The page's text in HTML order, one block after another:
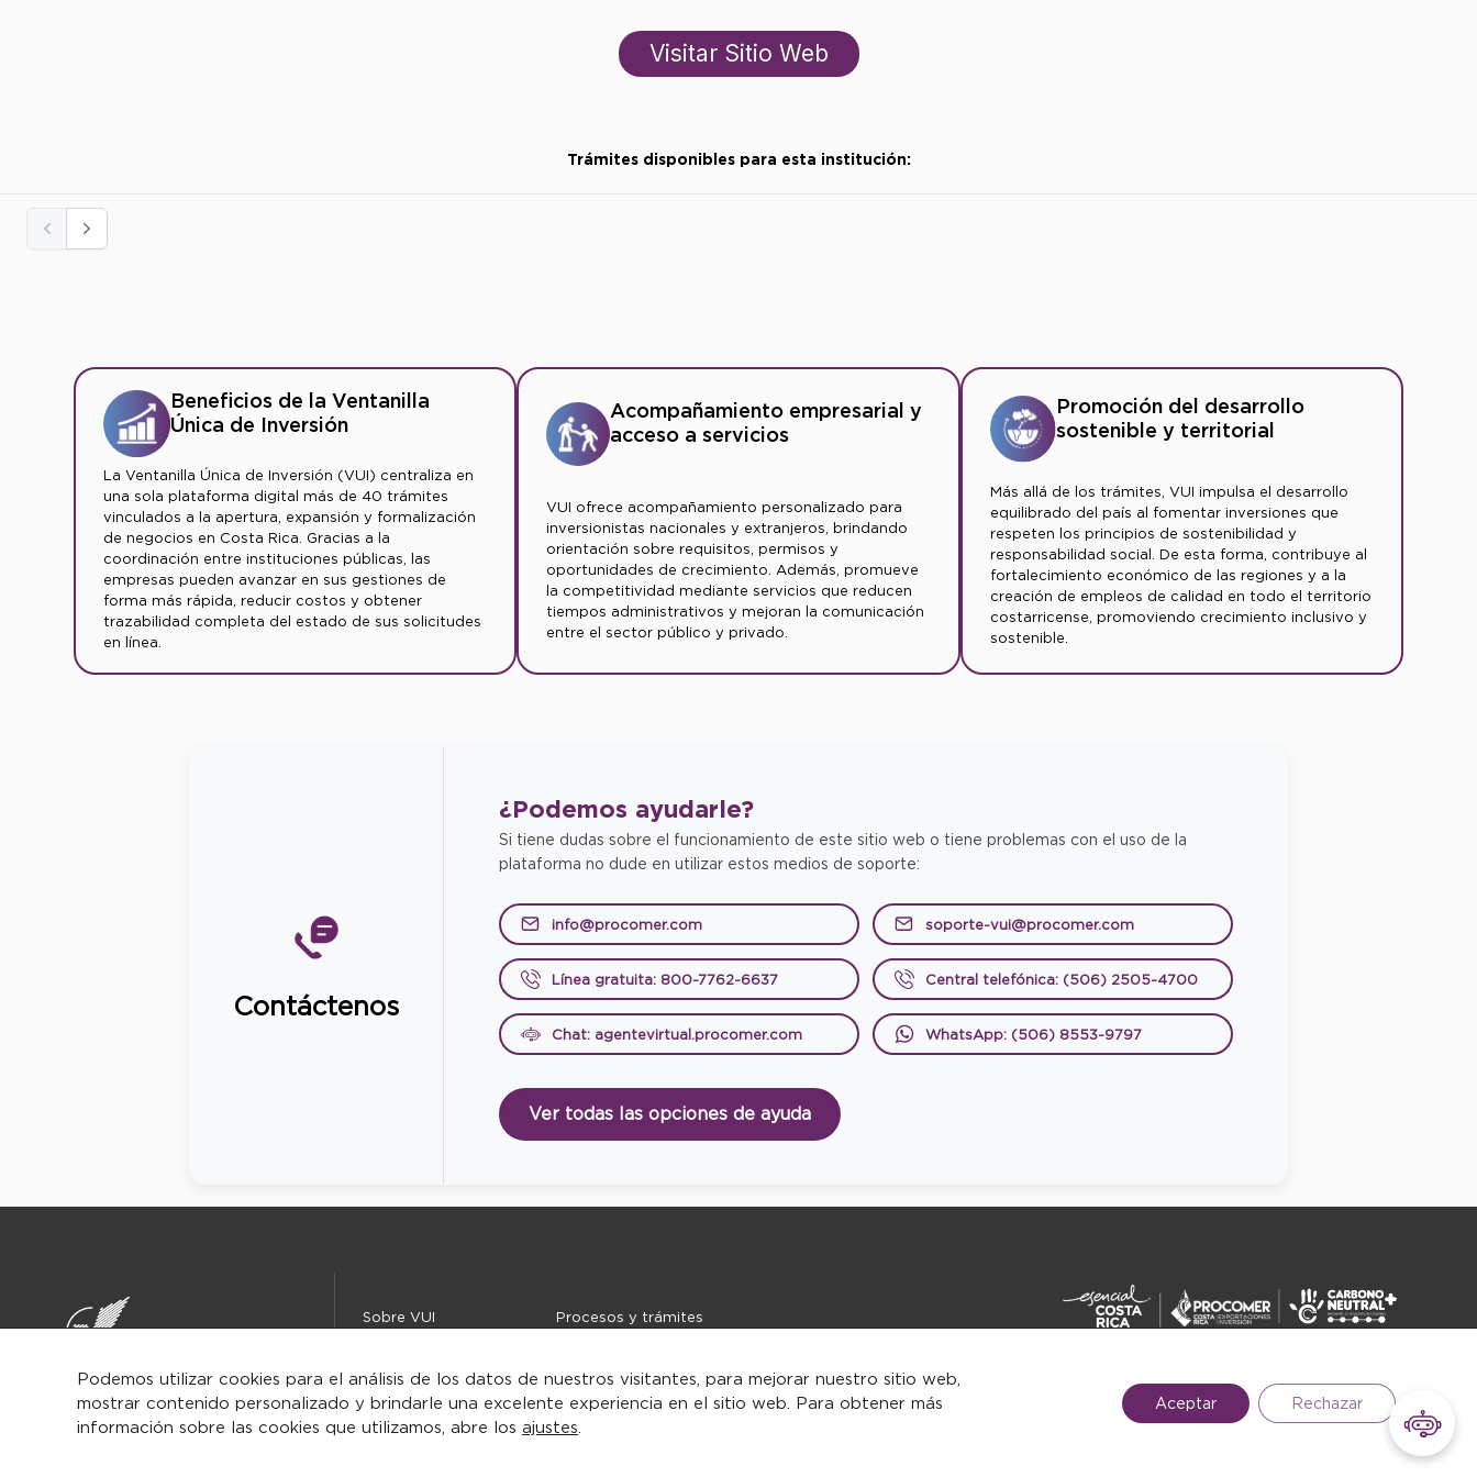
Visitar Sitio Web
Trámites disponibles para esta institución:
PreviosSiguiente
Beneficios de la Ventanilla
Única de Inversión
La Ventanilla Única de Inversión (VUI) centraliza en
una sola plataforma digital más de 40 trámites
vinculados a la apertura, expansión y formalización
de negocios en Costa Rica. Gracias a la
coordinación entre instituciones públicas, las
empresas pueden avanzar en sus gestiones de
forma más rápida, reducir costos y obtener
trazabilidad completa del estado de sus solicitudes
en línea.
Acompañamiento empresarial y
acceso a servicios
VUI ofrece acompañamiento personalizado para
inversionistas nacionales y extranjeros, brindando
orientación sobre requisitos, permisos y
oportunidades de crecimiento. Además, promueve
la competitividad mediante servicios que reducen
tiempos administrativos y mejoran la comunicación
entre el sector público y privado.
Promoción del desarrollo
sostenible y territorial
Más allá de los trámites, VUI impulsa el desarrollo
equilibrado del país al fomentar inversiones que
respeten los principios de sostenibilidad y
responsabilidad social. De esta forma, contribuye al
fortalecimiento económico de las regiones y a la
creación de empleos de calidad en todo el territorio
costarricense, promoviendo crecimiento inclusivo y
sostenible.
Contáctenos
¿Podemos ayudarle?
Si tiene dudas sobre el funcionamiento de este sitio web o tiene problemas con el uso de la
plataforma no dude en utilizar estos medios de soporte:
info@procomer.com soporte-vui@procomer.com
Línea gratuita: 800-7762-6637 Central telefónica: (506) 2505-4700
Chat: agentevirtual.procomer.com WhatsApp: (506) 8553-9797
Ver todas las opciones de ayuda
Sobre VUI
Procesos y trámites
Centro de ayuda
Contacto
Iniciar
sesión/Registrarse
Podemos utilizar cookies para el análisis de los datos de nuestros visitantes, para mejorar nuestro sitio web,
mostrar contenido personalizado y brindarle una excelente experiencia en el sitio web. Para obtener más
información sobre las cookies que utilizamos, abre los ajustes.
Aceptar Rechazar